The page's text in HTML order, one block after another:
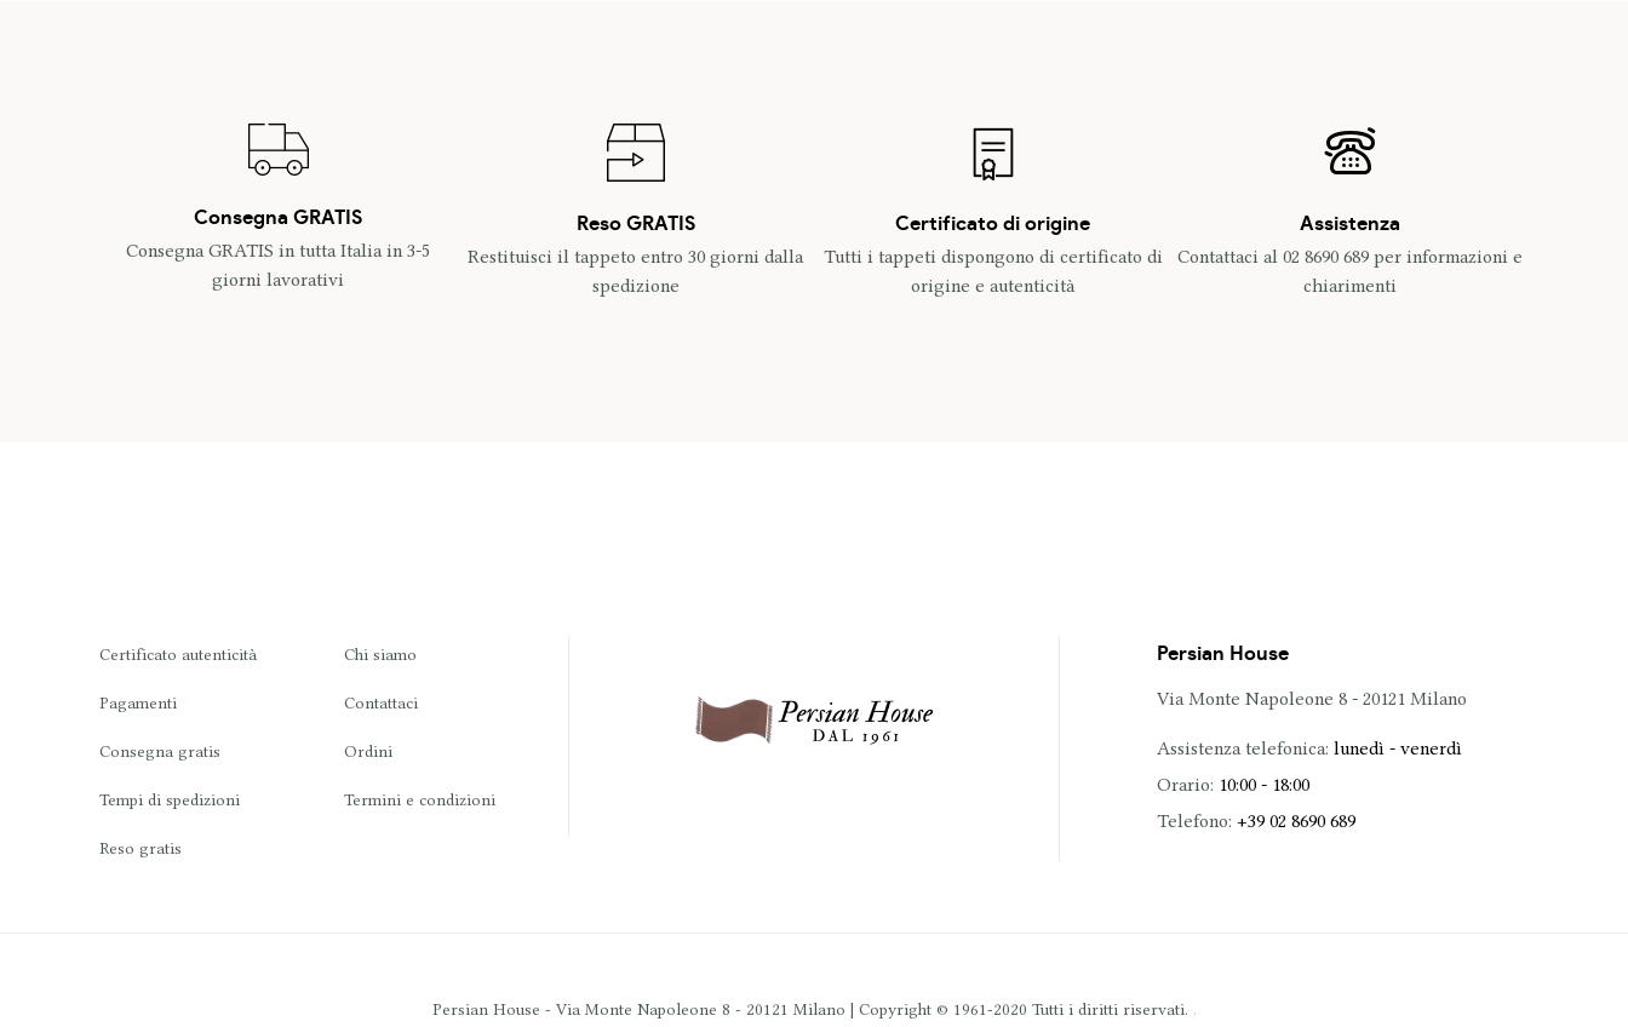
Consegna GRATIS
Consegna GRATIS in tutta Italia in 3-5
giorni lavorativi
Reso GRATIS
Restituisci il tappeto entro 30 giorni dalla
spedizione
Certificato di origine
Tutti i tappeti dispongono di certificato di
origine e autenticità
Assistenza
Contattaci al 02 8690 689 per informazioni e
chiarimenti
Certificato autenticità
Pagamenti
Consegna gratis
Tempi di spedizioni
Reso gratis
Chi siamo
Contattaci
Ordini
Termini e condizioni
Persian House
Via Monte Napoleone 8 - 20121 Milano
Assistenza telefonica: lunedì - venerdì
Orario: 10:00 - 18:00
Telefono: +39 02 8690 689
Persian House - Via Monte Napoleone 8 - 20121 Milano | Copyright © 1961-2020 Tutti i diritti riservati. .